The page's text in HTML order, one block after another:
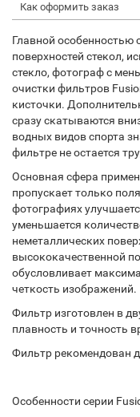
Как оформить заказ
Главной особенностью
поверхностей стекол,
стекло, фотограф с
очистки фильтров
кисточки.
сразу скатываются
водных видов спорта
фильтре не остается
Основная сфера
пропускает только
фотографиях
уменьшается
неметаллических
высококачественной
обусловливает
четкость изображений.
Фильтр изготовлен в
плавность и точность
Фильтр рекомендован
Особенности серии